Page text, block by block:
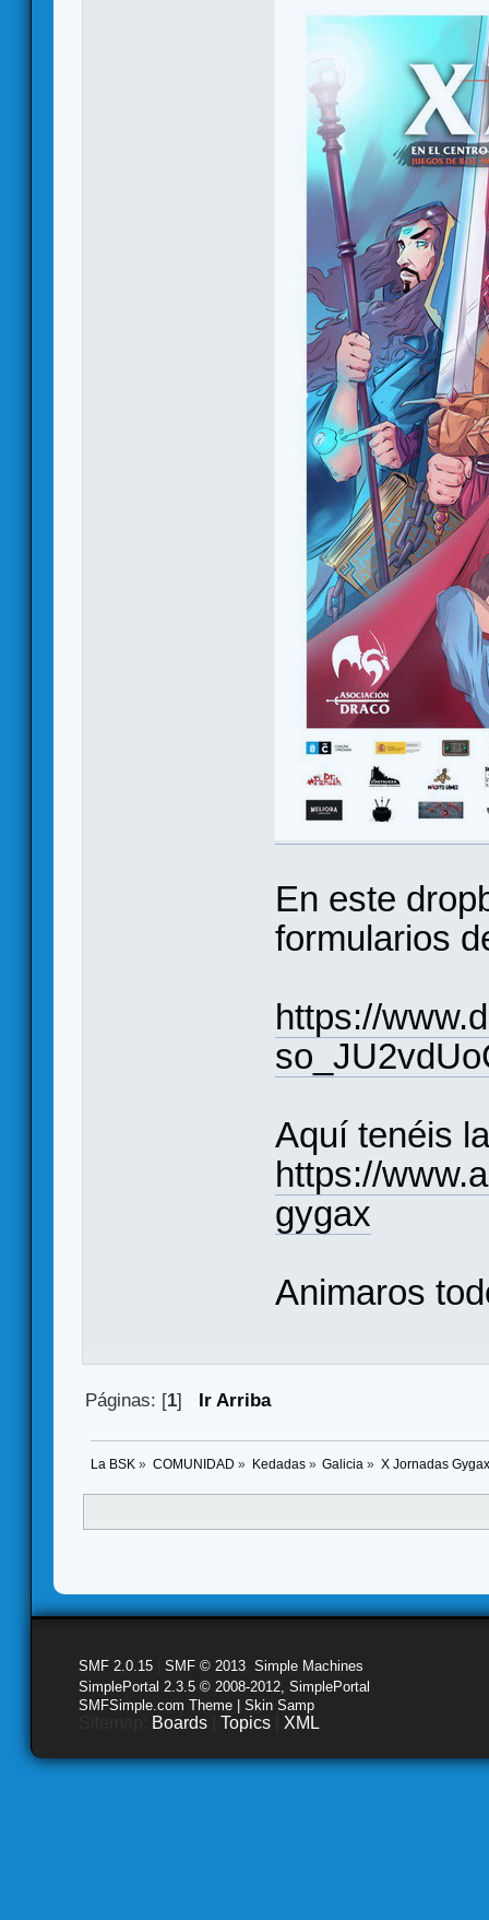
En este
formularios
https://
Aquí tenéis
https://
gygax
Animaros
Páginas: [1] Ir Arriba
La BSK » COMUNIDAD » Kedadas» Galicia » X Jornadas
SMF 2.0.15 SMF © 2013 Simple Machines
SimplePortal 2.3.5 © 2008-2012, SimplePortal
SMFSimple.com Theme | Skin Samp
Boards Topics XML